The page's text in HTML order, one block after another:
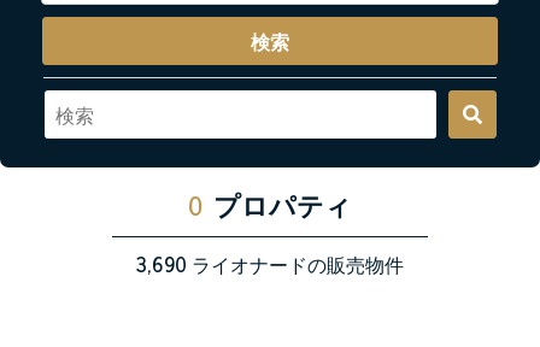
検索
0 プロパティ
3,690 ライオナードの販売物件